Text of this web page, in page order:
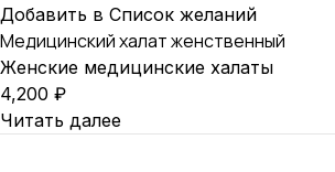
Добавить в Список желаний
Медицинский халат женственный
Женские медицинские халаты
4,200 ₽
Читать далее